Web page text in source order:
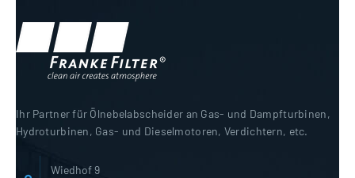
Ihr Partner für Ölnebelabscheider an Gas- und Dampfturbinen,
Hydroturbinen, Gas- und Dieselmotoren, Verdichtern, etc.
Wiedhof 9